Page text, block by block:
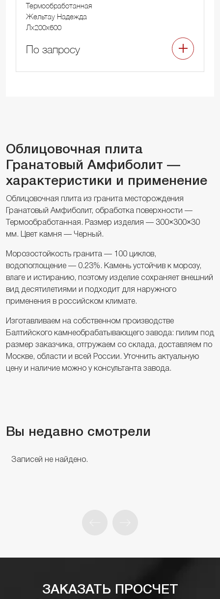
Термообработанная
Жельтау Надежда
Лx200x600
По запросу
Облицовочная плита
Гранатовый Амфиболит —
характеристики и применение
Облицовочная плита из гранита месторождения
Гранатовый Амфиболит, обработка поверхности —
Термообработанная. Размер изделия — 300×300×30
мм. Цвет камня — Черный.
Морозостойкость гранита — 100 циклов,
водопоглощение — 0.23%. Камень устойчив к морозу,
влаге и истиранию, поэтому изделие сохраняет внешний
вид десятилетиями и подходит для наружного
применения в российском климате.
Изготавливаем на собственном производстве
Балтийского камнеобрабатывающего завода: пилим под
размер заказчика, отгружаем со склада, доставляем по
Москве, области и всей России. Уточнить актуальную
цену и наличие можно у консультанта завода.
Вы недавно смотрели
Записей не найдено.
ЗАКАЗАТЬ ПРОСЧЕТ